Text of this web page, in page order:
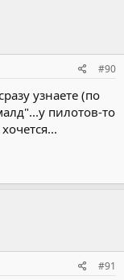
#90
узнаете (по
пилотов-то
#91